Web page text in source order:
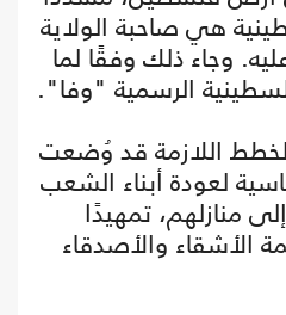
هي صاحبة الولاية
وجاء ذلك وفقًا لما
الرسمية "وفا".
اللازمة قد وُضعت
لعودة أبناء الشعب
منازلهم، تمهيدًا
الأشقاء والأصدقاء